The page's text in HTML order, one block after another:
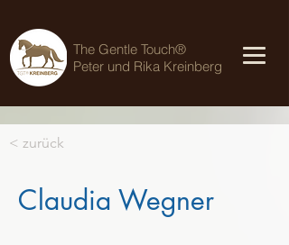
The Gentle Touch®
Peter und Rika Kreinberg
< zurück
Claudia Wegner